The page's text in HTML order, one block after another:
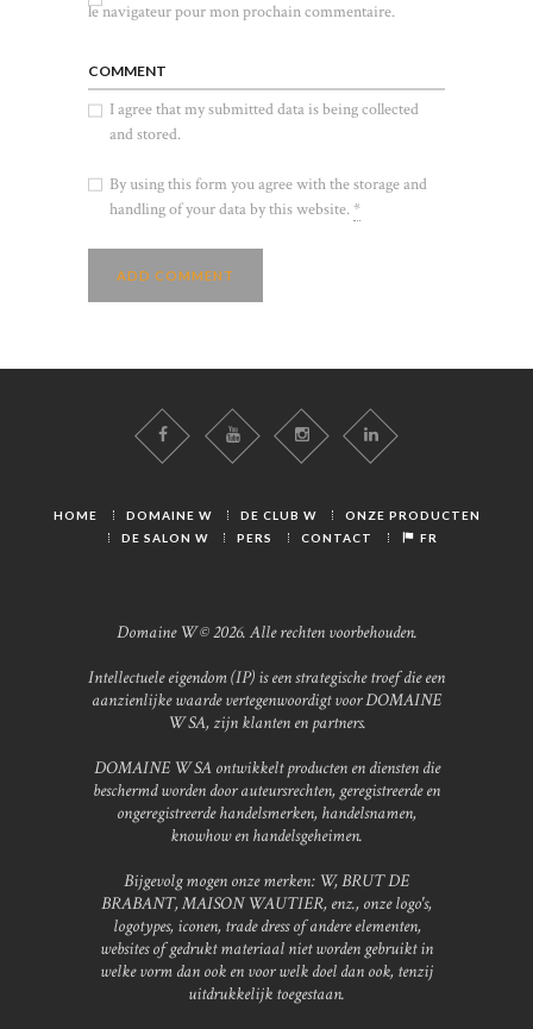
le navigateur pour mon prochain commentaire.
COMMENT
I agree that my submitted data is being collected
and stored.
By using this form you agree with the storage and
handling of your data by this website.*
HOME DOMAINE W DE CLUB W
ONZE PRODUCTEN
DE SALON W
PERS CONTACT FR
Domaine W © 2026. Alle rechten voorbehouden.
Intellectuele eigendom (IP) is een strategische troef die een
aanzienlijke waarde vertegenwoordigt voor DOMAINE
W SA, zijn klanten en partners.
DOMAINE W SA ontwikkelt producten en diensten die
beschermd worden door auteursrechten, geregistreerde en
ongeregistreerde handelsmerken, handelsnamen,
knowhow en handelsgeheimen.
Bijgevolg mogen onze merken: W, BRUT DE
BRABANT, MAISON WAUTIER, enz., onze logo's,
logotypes, iconen, trade dress of andere elementen,
websites of gedrukt materiaal niet worden gebruikt in
welke vorm dan ook en voor welk doel dan ook, tenzij
uitdrukkelijk toegestaan.